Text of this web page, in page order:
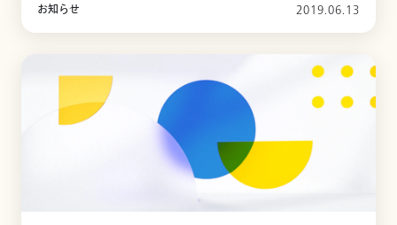
お知らせ 2019.06.13